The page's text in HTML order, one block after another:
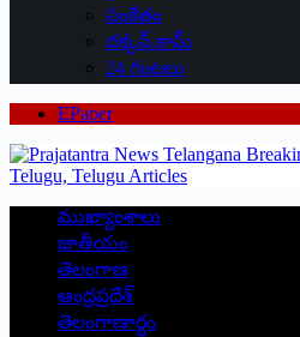
సంకేతం
దక్కన్.కామ్
24 గంటలు
EPaper
ముఖ్యాంశాలు
జాతీయం
తెలంగాణ
ఆంధ్రప్రదేశ్
తెలంగాణార్థం